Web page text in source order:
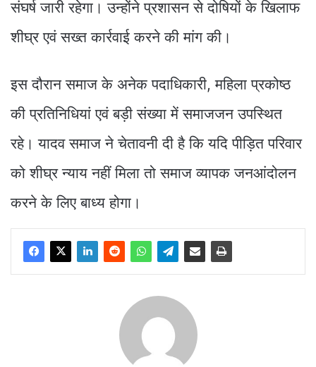
संघर्ष जारी रहेगा। उन्होंने प्रशासन से दोषियों के खिलाफ
शीघ्र एवं सख्त कार्रवाई करने की मांग की।
इस दौरान समाज के अनेक पदाधिकारी, महिला प्रकोष्ठ
की प्रतिनिधियां एवं बड़ी संख्या में समाजजन उपस्थित
रहे। यादव समाज ने चेतावनी दी है कि यदि पीड़ित परिवार
को शीघ्र न्याय नहीं मिला तो समाज व्यापक जनआंदोलन
करने के लिए बाध्य होगा।